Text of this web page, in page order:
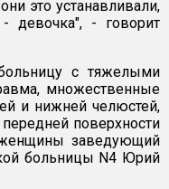
это устанавливали,
девочка", - говорит
с тяжелыми
множественные
и нижней челюстей,
поверхности
заведующий
больницы N4 Юрий